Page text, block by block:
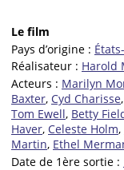
Le film
Pays d’origine :
Réalisateur : Harold
Acteurs : Marilyn
Baxter, Cyd Charisse,
Tom Ewell, Betty
Haver, Celeste Holm,
Martin, Ethel
Date de 1ère sortie :